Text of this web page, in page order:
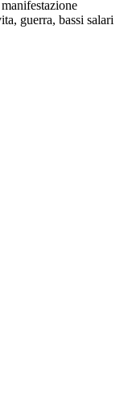
guerra, bassi salari